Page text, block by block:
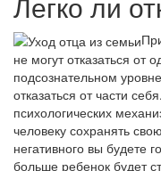
не могут отказаться от
подсознательном
отказаться от части
психологических
человеку сохранять
негативного вы будете
больше ребенок будет